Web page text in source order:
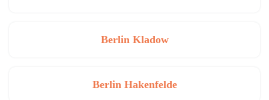
Berlin Kladow
Berlin Hakenfelde